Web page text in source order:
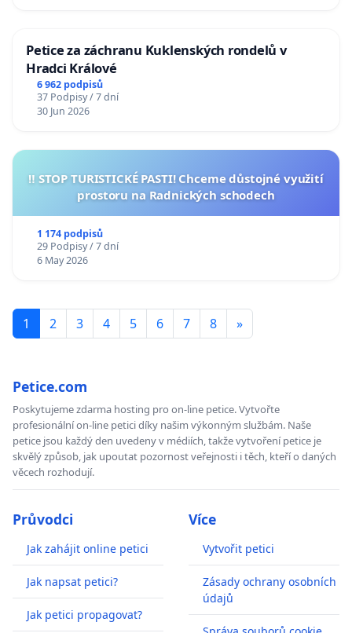
Petice za záchranu Kuklenských rondelů v
Hradci Králové
6 962 podpisů
37 Podpisy / 7 dní
30 Jun 2026
‼️ STOP TURISTICKÉ PASTI! Chceme důstojné využití
prostoru na Radnických schodech
1 174 podpisů
29 Podpisy / 7 dní
6 May 2026
1 2 3 4 5 6 7 8 »
Petice.com
Poskytujeme zdarma hosting pro on-line petice. Vytvořte
profesionální on-line petici díky našim výkonným službám. Naše
petice jsou každý den uvedeny v médiích, takže vytvoření petice je
skvělý způsob, jak upoutat pozornost veřejnosti i těch, kteří o daných
věcech rozhodují.
Průvodci
Jak zahájit online petici
Jak napsat petici?
Jak petici propagovat?
Více
Vytvořit petici
Zásady ochrany osobních
údajů